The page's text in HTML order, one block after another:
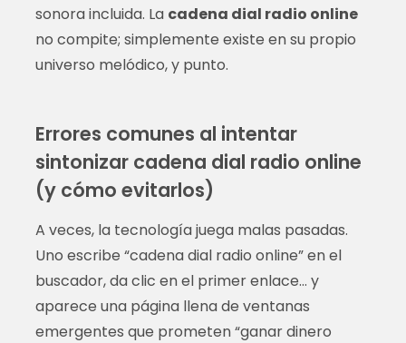
sonora incluida. La cadena dial radio online
no compite; simplemente existe en su propio
universo melódico, y punto.
Errores comunes al intentar
sintonizar cadena dial radio online
(y cómo evitarlos)
A veces, la tecnología juega malas pasadas.
Uno escribe “cadena dial radio online” en el
buscador, da clic en el primer enlace… y
aparece una página llena de ventanas
emergentes que prometen “ganar dinero